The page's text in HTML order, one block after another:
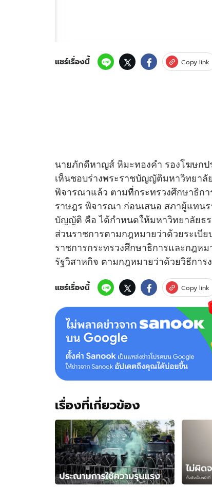
แชร์เรื่องนี้ Copy link
นายภักดีหาญส์ หิมะทองคำ รองโฆษก
เห็นชอบร่างพระราชบัญญัติมหาวิทยา
พิจารณาแล้ว ตามที่กระทรวงศึกษาธิก
ราษฎร พิจารณา ก่อนเสนอ สภาผู้แทน
บัญญัติ คือ ได้กำหนดให้มหาวิทยาลัยธร
ส่วนราชการตามกฎหมายว่าด้วยระเบี
ราชการกระทรวงศึกษาธิการและกฎห
รัฐวิสาหกิจ ตามกฎหมายว่าด้วยวิธีกา
แชร์เรื่องนี้ Copy link
เรื่องที่เกี่ยวข้อง